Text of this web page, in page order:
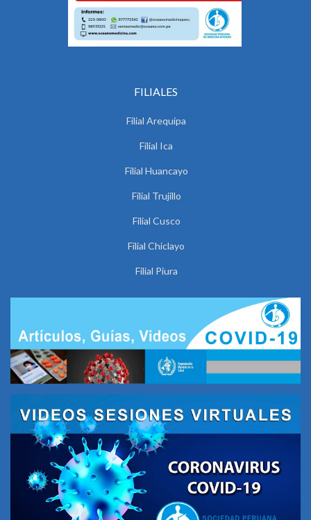
FILIALES
Filial Arequipa
Filial Ica
Filial Huancayo
Filial Trujillo
Filial Cusco
Filial Chiclayo
Filial Piura